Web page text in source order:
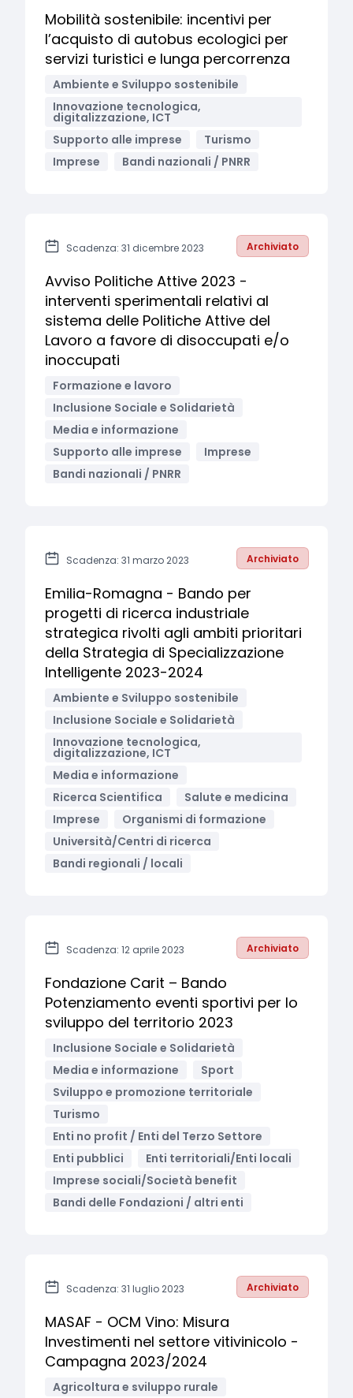
Mobilità sostenibile: incentivi per
l’acquisto di autobus ecologici per
servizi turistici e lunga percorrenza
Ambiente e Sviluppo sostenibile
Innovazione tecnologica,
digitalizzazione, ICT
Supporto alle imprese
Turismo
Imprese
Bandi nazionali / PNRR
Scadenza: 31 dicembre 2023 Archiviato
Avviso Politiche Attive 2023 -
interventi sperimentali relativi al
sistema delle Politiche Attive del
Lavoro a favore di disoccupati e/o
inoccupati
Formazione e lavoro
Inclusione Sociale e Solidarietà
Media e informazione
Supporto alle imprese
Imprese
Bandi nazionali / PNRR
Scadenza: 31 marzo 2023 Archiviato
Emilia-Romagna - Bando per
progetti di ricerca industriale
strategica rivolti agli ambiti prioritari
della Strategia di Specializzazione
Intelligente 2023-2024
Ambiente e Sviluppo sostenibile
Inclusione Sociale e Solidarietà
Innovazione tecnologica,
digitalizzazione, ICT
Media e informazione
Ricerca Scientifica
Salute e medicina
Imprese
Organismi di formazione
Università/Centri di ricerca
Bandi regionali / locali
Scadenza: 12 aprile 2023 Archiviato
Fondazione Carit – Bando
Potenziamento eventi sportivi per lo
sviluppo del territorio 2023
Inclusione Sociale e Solidarietà
Media e informazione
Sport
Sviluppo e promozione territoriale
Turismo
Enti no profit / Enti del Terzo Settore
Enti pubblici
Enti territoriali/Enti locali
Imprese sociali/Società benefit
Bandi delle Fondazioni / altri enti
Scadenza: 31 luglio 2023 Archiviato
MASAF - OCM Vino: Misura
Investimenti nel settore vitivinicolo -
Campagna 2023/2024
Agricoltura e sviluppo rurale